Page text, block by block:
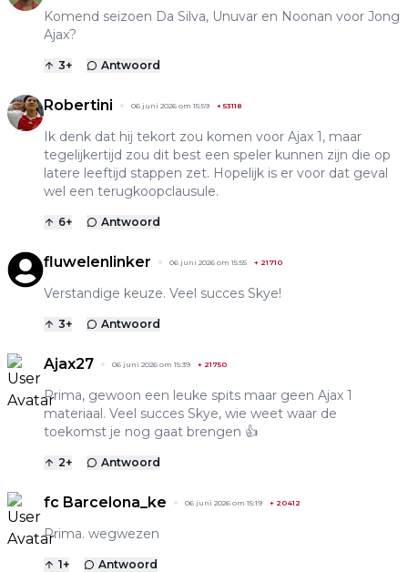
Komend seizoen Da Silva, Unuvar en Noonan voor Jong
Ajax?
3+ Antwoord
Robertini 06 juni 2026 om 15:59 + 53118
Ik denk dat hij tekort zou komen voor Ajax 1, maar
tegelijkertijd zou dit best een speler kunnen zijn die op
latere leeftijd stappen zet. Hopelijk is er voor dat geval
wel een terugkoopclausule.
6+ Antwoord
fluwelenlinker 06 juni 2026 om 15:55 + 21710
Verstandige keuze. Veel succes Skye!
3+ Antwoord
Ajax27 06 juni 2026 om 15:39 + 21750
Prima, gewoon een leuke spits maar geen Ajax 1
materiaal. Veel succes Skye, wie weet waar de
toekomst je nog gaat brengen 👍
2+ Antwoord
fc Barcelona_ke 06 juni 2026 om 15:19 + 20412
Prima. wegwezen
1+ Antwoord